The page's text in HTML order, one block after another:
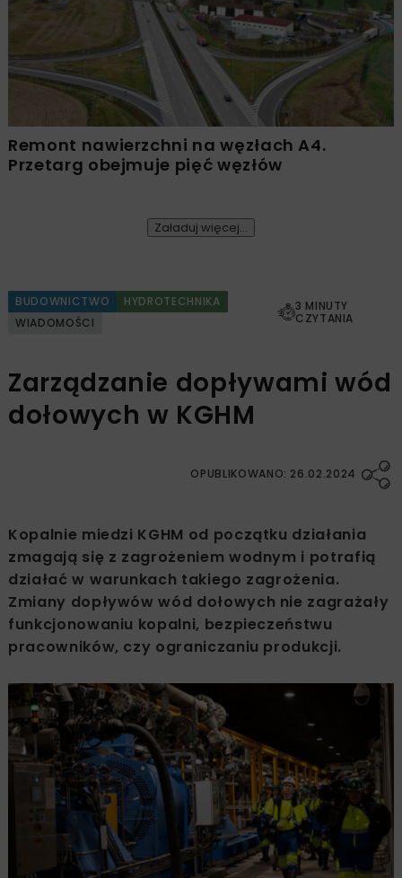
Remont nawierzchni na węzłach A4.
Przetarg obejmuje pięć węzłów
Załaduj więcej...
BUDOWNICTWO
HYDROTECHNIKA
WIADOMOŚCI
3 MINUTY
CZYTANIA
Zarządzanie dopływami wód
dołowych w KGHM
OPUBLIKOWANO: 26.02.2024
Kopalnie miedzi KGHM od początku działania
zmagają się z zagrożeniem wodnym i potrafią
działać w warunkach takiego zagrożenia.
Zmiany dopływów wód dołowych nie zagrażały
funkcjonowaniu kopalni, bezpieczeństwu
pracowników, czy ograniczaniu produkcji.